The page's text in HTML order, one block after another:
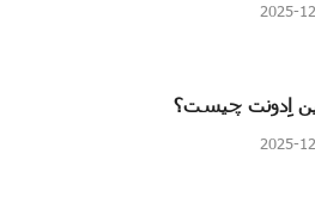
2025-
اِدونت چیست؟
2025-